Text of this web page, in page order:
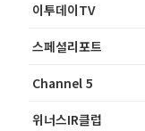
이투데이TV
스페셜리포트
Channel 5
위너스IR클럽